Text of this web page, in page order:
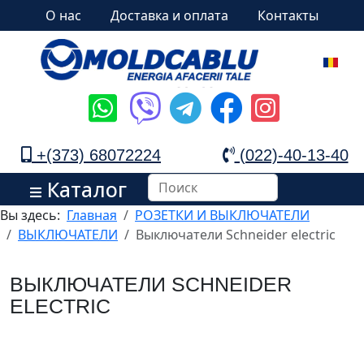
О нас Доставка и оплата Контакты
+(373) 68072224 (022)-40-13-40
Каталог
Вы здесь: Главная
РОЗЕТКИ И ВЫКЛЮЧАТЕЛИ
ВЫКЛЮЧАТЕЛИ
Выключатели Schneider electric
ВЫКЛЮЧАТЕЛИ SCHNEIDER
ELECTRIC